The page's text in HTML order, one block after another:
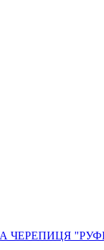
ЧЕРЕПИЦЯ